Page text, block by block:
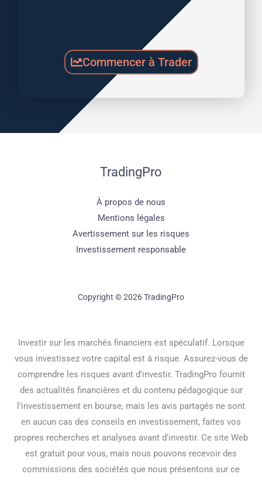
Commencer à Trader
TradingPro
À propos de nous
Mentions légales
Avertissement sur les risques
Investissement responsable
Copyright © 2026 TradingPro
Investir sur les marchés financiers est spéculatif. Lorsque
vous investissez votre capital est à risque. Assurez-vous de
comprendre les risques avant d'investir. TradingPro fournit
des actualités financières et du contenu pédagogique sur
l'investissement en bourse, mais les avis partagés ne sont
en aucun cas des conseils en investissement, faites vos
propres recherches et analyses avant d'investir. Ce site Web
est gratuit pour vous, mais nous pouvons recevoir des
commissions des sociétés que nous présentons sur ce